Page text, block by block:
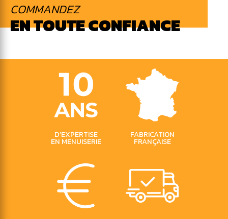
COMMANDEZ
EN TOUTE CONFIANCE
D’EXPERTISE
EN MENUISERIE
FABRICATION
FRANÇAISE